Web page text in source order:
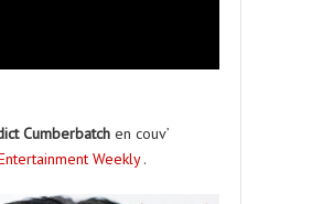
Cumberbatchen couv’
Weekly.